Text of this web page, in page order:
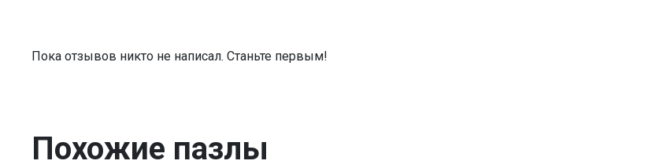
Пока отзывов никто не написал. Станьте первым!
Похожие пазлы